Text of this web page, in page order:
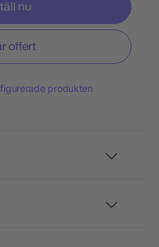
nu
offert
produkten